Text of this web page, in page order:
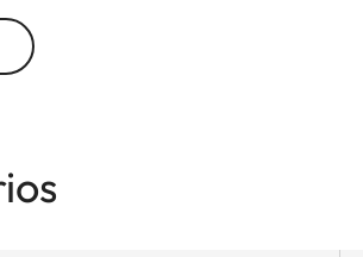
Cubre lo que es esencial.
no lo es. Protege, pero no